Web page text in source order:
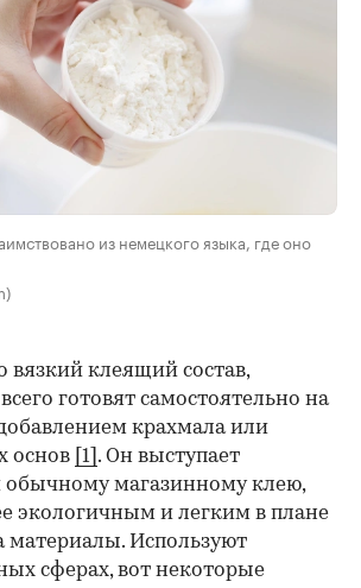
из немецкого языка, где оно
/ 00:00
вязкий клеящий состав,
готовят самостоятельно на
крахмала или
основ [1] . Он выступает
обычному магазинному клею,
экологичным и легким в плане
материалы. Используют
сферах, вот некоторые